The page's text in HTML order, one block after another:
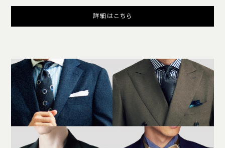
詳細はこちら